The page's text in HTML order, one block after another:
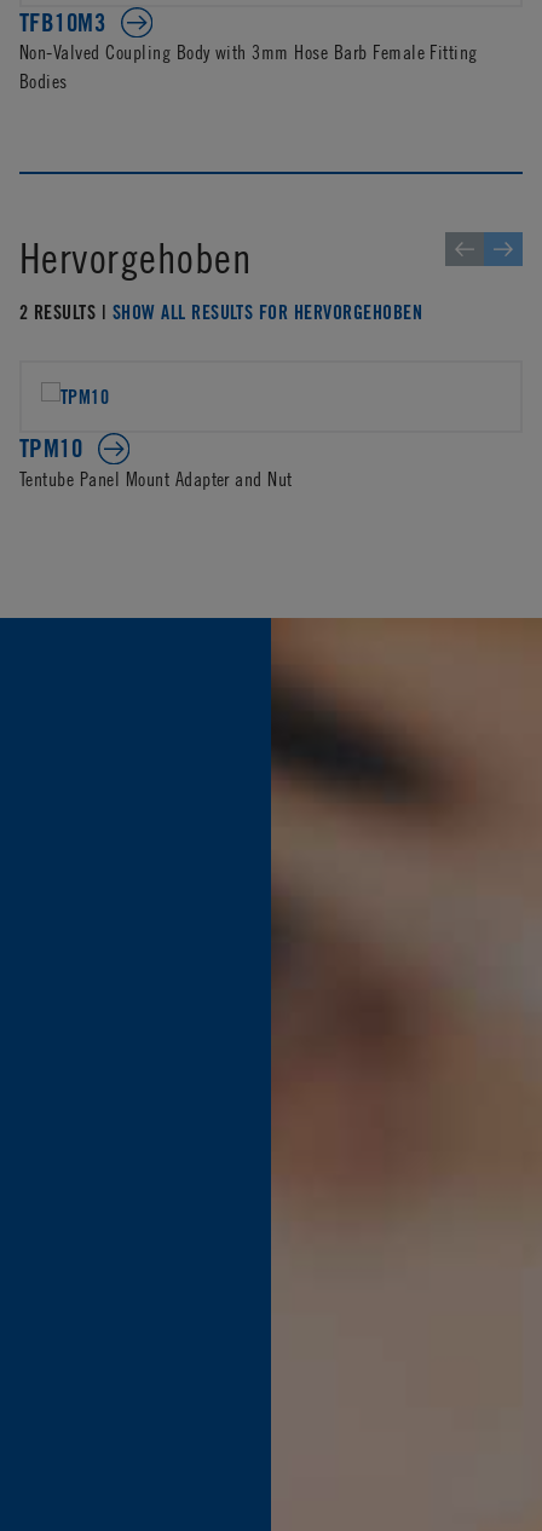
TFB10M3
Non-Valved Coupling Body with 3mm Hose Barb Female Fitting
Bodies
Hervorgehoben
2 RESULTS | SHOW ALL RESULTS FOR HERVORGEHOBEN
TPM10
Tentube Panel Mount Adapter and Nut